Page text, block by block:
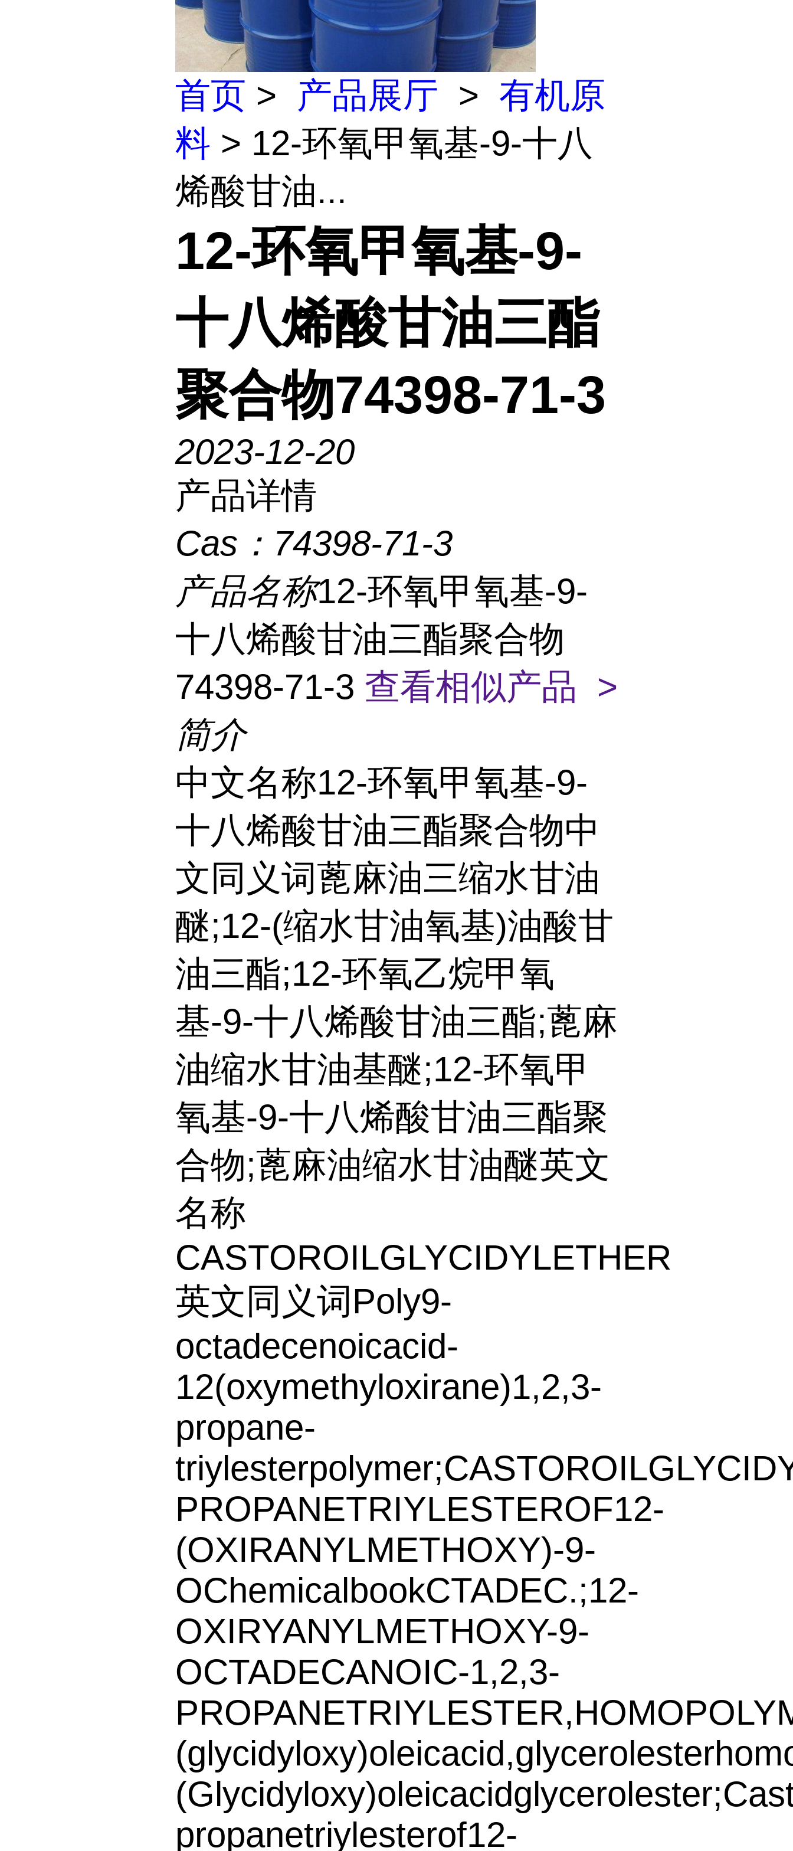
首页 > 产品展厅 > 有机原
料 > 12-环氧甲氧基-9-十八
烯酸甘油...
12-环氧甲氧基-9-
十八烯酸甘油三酯
聚合物74398-71-3
2023-12-20
产品详情
Cas： 74398-71-3
产品名称12-环氧甲氧基-9-
十八烯酸甘油三酯聚合物
74398-71-3 查看相似产品 >
简介
中文名称12-环氧甲氧基-9-
十八烯酸甘油三酯聚合物中
文同义词蓖麻油三缩水甘油
醚;12-(缩水甘油氧基)油酸甘
油三酯;12-环氧乙烷甲氧
基-9-十八烯酸甘油三酯;蓖麻
油缩水甘油基醚;12-环氧甲
氧基-9-十八烯酸甘油三酯聚
合物;蓖麻油缩水甘油醚英文
名称
CASTOROILGLYCIDYLETHER
英文同义词Poly9-
octadecenoicacid-
12(oxymethyloxirane)1,2,3-
propane-
PROPANETRIYLESTEROF12-
(OXIRANYLMETHOXY)-9-
OChemicalbookCTADEC.;12-
OXIRYANYLMETHOXY-9-
OCTADECANOIC-1,2,3-
propanetriylesterof12-